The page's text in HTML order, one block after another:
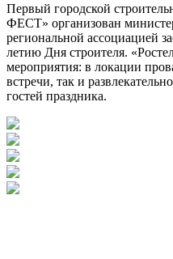
Первый городской
ФЕСТ» организован
региональной ассоциацией
летию Дня строителя.
мероприятия: в локации
встречи, так и
гостей праздника.